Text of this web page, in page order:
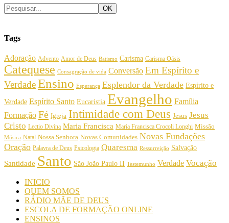
Tags
Adoração Advento Amor de Deus Batismo Carisma Carisma Oásis
Catequese Consagração de vida Conversão Em Espírito e
VerdadeEnsino Esperança Esplendor da Verdade Espírito e
Verdade Espírito Santo Eucaristia Evangelho Família
Formação Fé Igreja Intimidade com Deus Jesus Jesus
Cristo Lectio Divina Maria Francisca Maria Francisca Crocoli Longhi Missão
Música Natal Nossa Senhora Novas Comunidades Novas Fundações
Oração Palavra de Deus Psicologia Quaresma Ressurreição Salvação
Santidade Santo São João Paulo II Testemunho Verdade Vocação
INICIO
QUEM SOMOS
RÁDIO MÃE DE DEUS
ESCOLA DE FORMAÇÃO ONLINE
ENSINOS